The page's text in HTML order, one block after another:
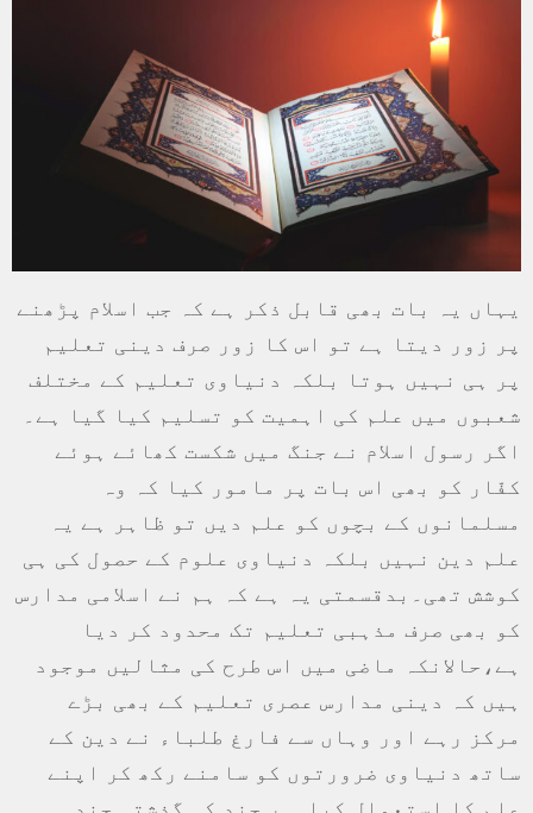
یہاں یہ بات بھی قابل ذکر ہے کہ جب اسلام پڑھنے
پر زور دیتا ہے تو اس کا زور صرف دینی تعلیم
پر ہی نہیں ہوتا بلکہ دنیاوی تعلیم کے مختلف
شعبوں میں علم کی اہمیت کو تسلیم کیا گیا ہے۔
اگر رسول اسلام نے جنگ میں شکست کھائے ہوئے
کفّار کو بھی اس بات پر مامور کیا کہ وہ
مسلمانوں کے بچوں کو علم دیں تو ظاہر ہے یہ
علم دین نہیں بلکہ دنیاوی علوم کے حصول کی ہی
کوشش تھی۔بدقسمتی یہ ہے کہ ہم نے اسلامی مدارس
کو بھی صرف مذہبی تعلیم تک محدود کر دیا
ہے،حالانکہ ماضی میں اس طرح کی مثالیں موجود
ہیں کہ دینی مدارس عصری تعلیم کے بھی بڑے
مرکز رہے اور وہاں سے فارغ طلباء نے دین کے
ساتھ دنیاوی ضرورتوں کو سامنے رکھ کر اپنے
علم کا استعمال کیا۔ہر چند کہ گذشتہ چند